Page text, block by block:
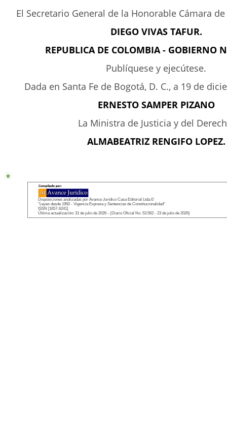
El Secretario General de la Honorable Cámara
DIEGO VIVAS TAFUR.
REPUBLICA DE COLOMBIA - GOBIERNO
Publíquese y ejecútese.
Dada en Santa Fe de Bogotá, D. C., a 19 de
ERNESTO SAMPER PIZANO
La Ministra de Justicia y del
ALMABEATRIZ RENGIFO LOPEZ.
Disposiciones analizadas por Avance Jurídico Casa Editorial Ltda.©
"Leyes desde 1992 - Vigencia Expresa y Sentencias de Constitucionalidad"
ISSN [1657-6241]
Última actualización: 31 de julio de 2026 - (Diario Oficial No. 53.562 - 23 de julio de 2026)